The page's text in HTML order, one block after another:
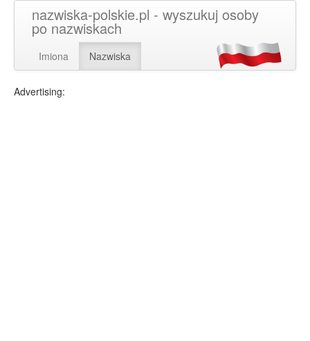
nazwiska-polskie.pl - wyszukuj osoby
po nazwiskach
Imiona Nazwiska
Advertising: